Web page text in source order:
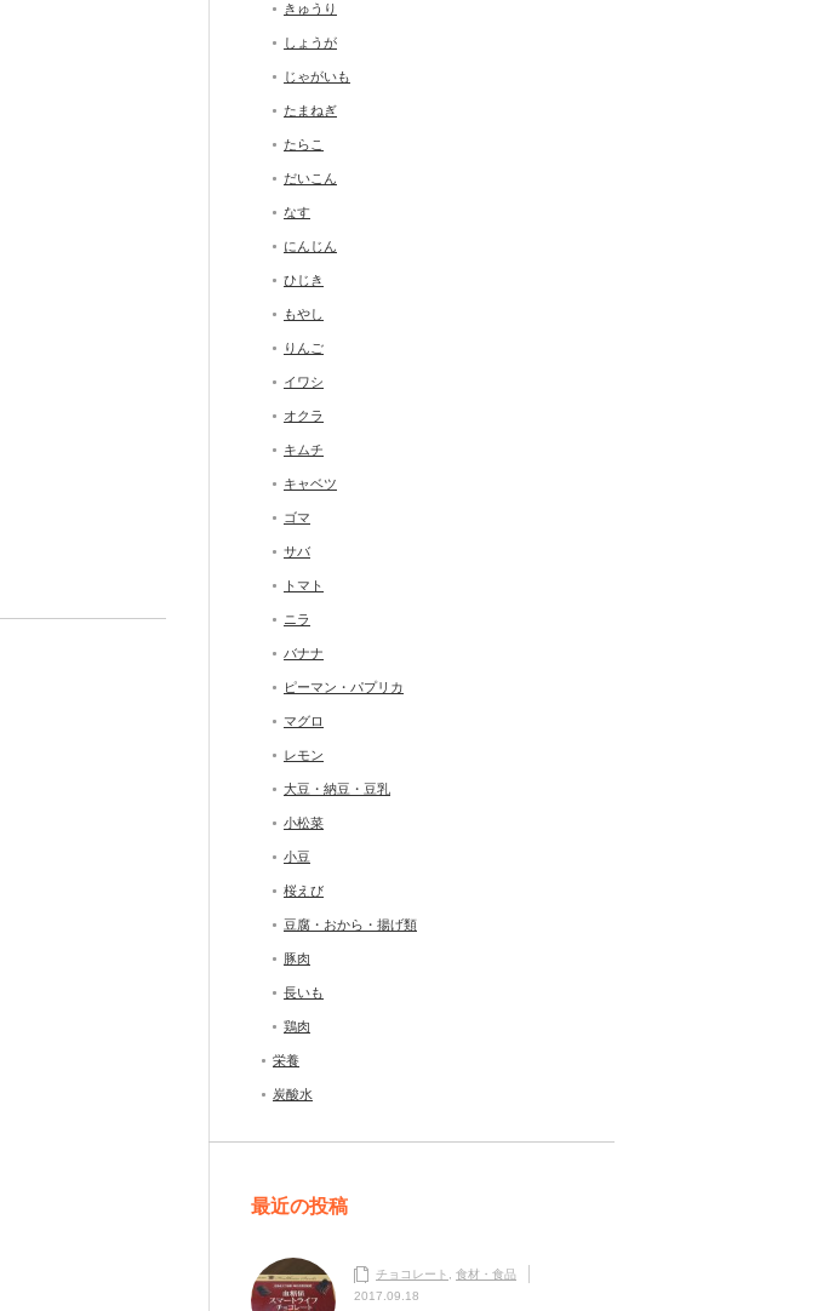
きゅうり
しょうが
じゃがいも
たまねぎ
たらこ
だいこん
なす
にんじん
ひじき
もやし
りんご
イワシ
オクラ
キムチ
キャベツ
ゴマ
サバ
トマト
ニラ
バナナ
ピーマン・パプリカ
マグロ
レモン
大豆・納豆・豆乳
小松菜
小豆
桜えび
豆腐・おから・揚げ類
豚肉
長いも
鶏肉
栄養
炭酸水
最近の投稿
チョコレート
食材・食品
2017.09.18